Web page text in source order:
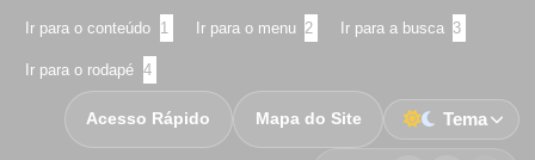
Ir para o conteúdo 1 Ir para o menu 2 Ir para a busca 3
Ir para o rodapé 4
Acesso Rápido Mapa do Site Tema